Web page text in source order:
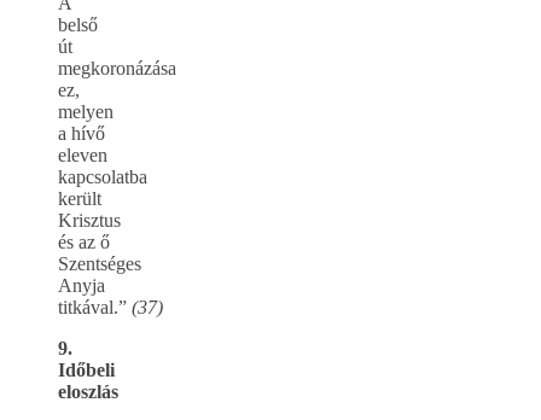
belső
út
megkoronázása
ez,
melyen
a hívő
eleven
kapcsolatba
került
Krisztus
és az ő
Szentséges
Anyja
titkával.” (37)
9.
Időbeli
eloszlás